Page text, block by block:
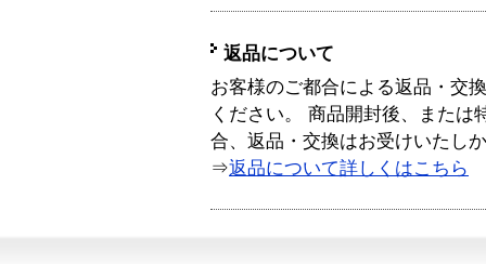
返品について
お客様のご都合による返品・交
ください。 商品開封後、または
合、返品・交換はお受けいたし
⇒返品について詳しくはこちら